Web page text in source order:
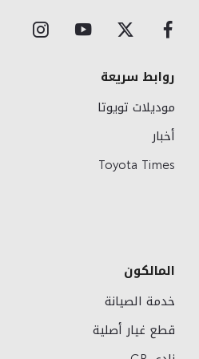
روابط سريعة
موديلات تويوتا
أخبار
Toyota Times
المالكون
خدمة الصيانة
قطع غيار أصلية